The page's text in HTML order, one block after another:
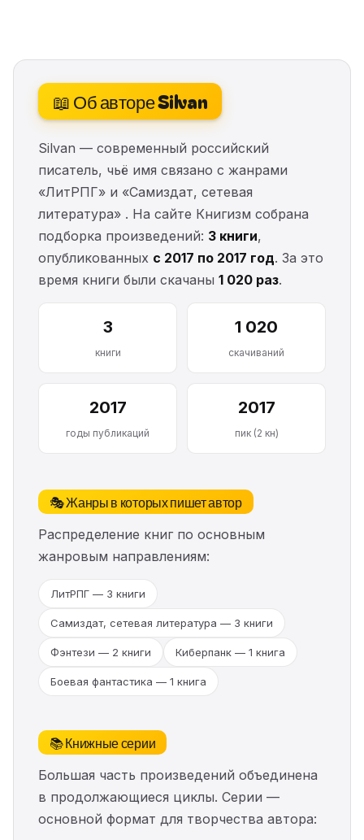
📖 Об авторе Silvan
Silvan — современный российский
писатель, чьё имя связано с жанрами
«ЛитРПГ» и «Самиздат, сетевая
литература» . На сайте Книгизм собрана
подборка произведений: 3 книги,
опубликованных с 2017 по 2017 год. За это
время книги были скачаны 1 020 раз.
3
книги
1 020
скачиваний
2017
годы публикаций
2017
пик (2 кн)
🎭 Жанры в которых пишет автор
Распределение книг по основным
жанровым направлениям:
ЛитРПГ — 3 книги
Самиздат, сетевая литература — 3 книги
Фэнтези — 2 книги Киберпанк — 1 книга
Боевая фантастика — 1 книга
📚 Книжные серии
Большая часть произведений объединена
в продолжающиеся циклы. Серии —
основной формат для творчества автора: